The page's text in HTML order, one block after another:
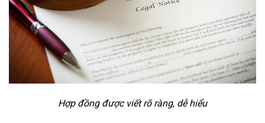
Hợp đồng được viết rõ ràng, dễ hiểu